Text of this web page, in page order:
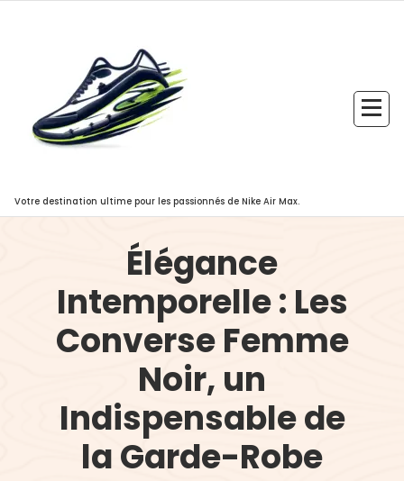
Votre destination ultime pour les passionnés de Nike Air Max.
Élégance
Intemporelle : Les
Converse Femme
Noir, un
Indispensable de
la Garde-Robe